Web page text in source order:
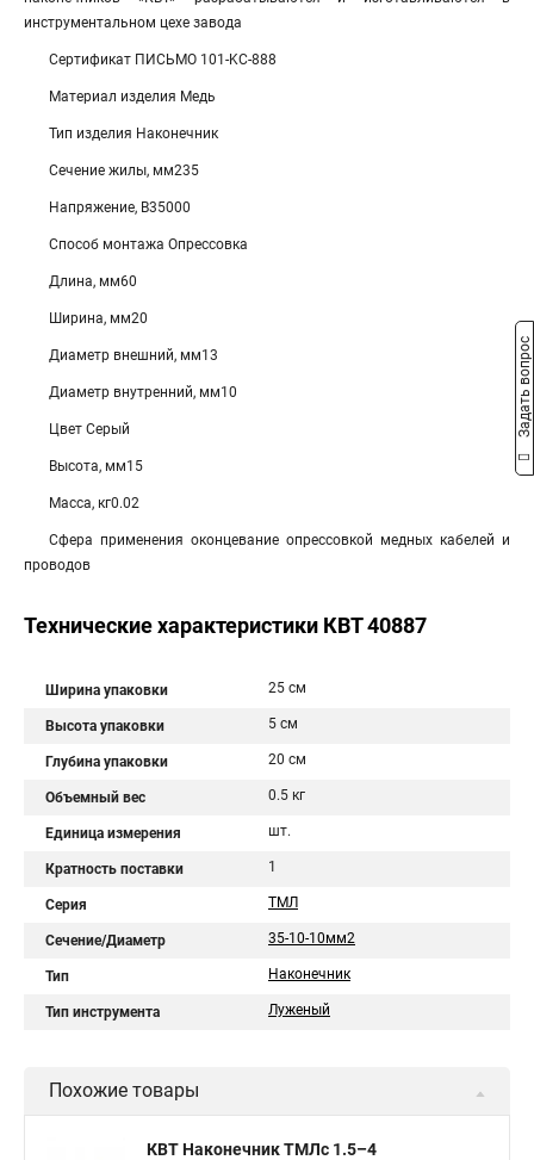
инструментальном цехе завода
Сертификат ПИСЬМО 101-KC-888
Материал изделия Медь
Тип изделия Наконечник
Сечение жилы, мм235
Напряжение, В35000
Способ монтажа Опрессовка
Длина, мм60
Ширина, мм20
Диаметр внешний, мм13
Диаметр внутренний, мм10
Цвет Серый
Высота, мм15
Масса, кг0.02
Сфера применения оконцевание опрессовкой медных кабелей и
проводов
Технические характеристики КВТ 40887
Ширина упаковки 25 см
Высота упаковки 5 см
Глубина упаковки 20 см
Объемный вес 0.5 кг
Единица измерения шт.
Кратность поставки 1
Серия ТМЛ
Сечение/Диаметр 35-10-10мм2
Тип Наконечник
Тип инструмента Луженый
Похожие товары
КВТ Наконечник ТМЛс 1.5–4
Задать вопрос